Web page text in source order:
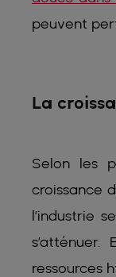
peuvent
La
Selon les
croissance
l’industrie
ressources